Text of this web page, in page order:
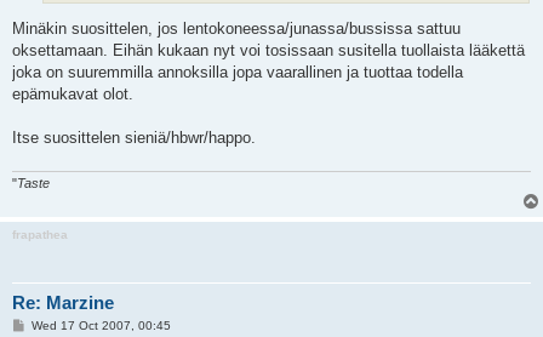
Minäkin suosittelen, jos lentokoneessa/junassa/bussissa sattuu
oksettamaan. Eihän kukaan nyt voi tosissaan susitella tuollaista lääkettä
joka on suuremmilla annoksilla jopa vaarallinen ja tuottaa todella
epämukavat olot.
Itse suosittelen sieniä/hbwr/happo.
"Taste
frapathea
Re: Marzine
PWed 17 Oct 2007, 00:45